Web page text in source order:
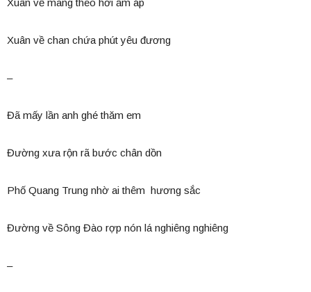
Xuân về mang theo hơi ấm áp
Xuân về chan chứa phút yêu đương
–
Đã mấy lần anh ghé thăm em
Đường xưa rộn rã bước chân dồn
Phố Quang Trung nhờ ai thêm hương sắc
Đường về Sông Đào rợp nón lá nghiêng nghiêng
–